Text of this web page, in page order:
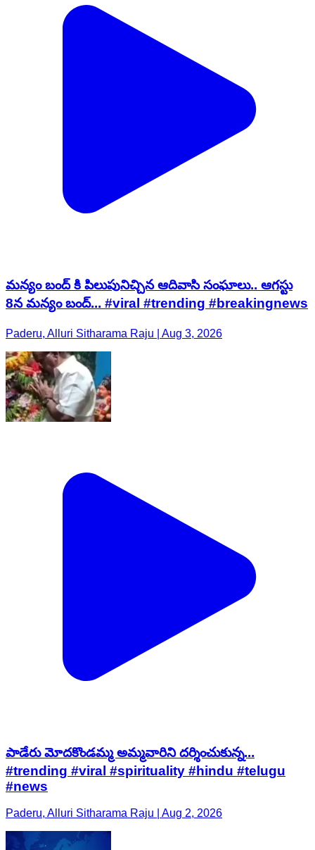
మన్యం బంద్ కి పిలుపునిచ్చిన ఆదివాసి సంఘాలు.. ఆగస్టు
8న మన్యం బంద్... #viral #trending #breakingnews
Paderu, Alluri Sitharama Raju | Aug 3, 2026
పాడేరు మోదకొండమ్మ అమ్మవారిని దర్శించుకున్న...
#trending #viral #spirituality #hindu #telugu
#news
Paderu, Alluri Sitharama Raju | Aug 2, 2026